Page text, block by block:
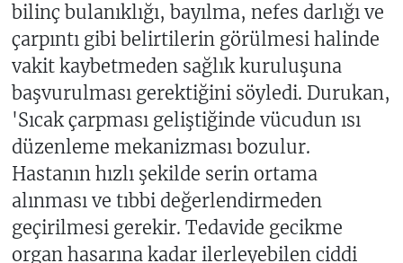
bilinç bulanıklığı, bayılma, nefes darlığı ve
çarpıntı gibi belirtilerin görülmesi halinde
vakit kaybetmeden sağlık kuruluşuna
başvurulması gerektiğini söyledi. Durukan,
'Sıcak çarpması geliştiğinde vücudun ısı
düzenleme mekanizması bozulur.
Hastanın hızlı şekilde serin ortama
alınması ve tıbbi değerlendirmeden
geçirilmesi gerekir. Tedavide gecikme
organ hasarına kadar ilerleyebilen ciddi